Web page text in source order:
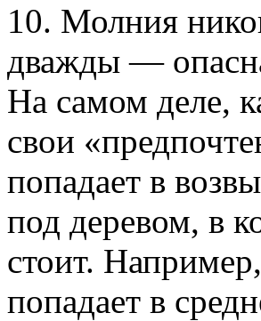
10. Молния
дважды —
На самом деле,
свои
попадает в
под деревом, в
стоит.
попадает в